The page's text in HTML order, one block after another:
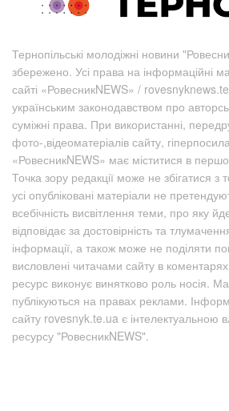
Тернопільські молодіжні новини
збережено. Усі права на інформаційні
сайті «РовесникNEWS» /
українським законодавством про
суміжні права. При використанні,
фото-,відеоматеріалів сайту,
«РовесникNEWS» має міститися в
Точка зору редакції може не збігатися з
усі опубліковані матеріали не
всебічність висвітлення теми, про яку
відповідає за достовірність та
інформації, а також може не поділяти
висловлені читачами сайту в
ресурс виконує винятково роль носія.
публікуються на правах реклами.
сайту rovesnyk.te.ua є інтелектуальною
ресурсу "РовесникNEWS".